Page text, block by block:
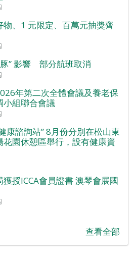
、1 元限定、百萬元抽獎齊
” 影響 部分航班取消
年第二次全體會議及養老保
小組聯合會議
康諮詢站” 8月份分別在松山東
園休憩區舉行，設有健康資
授ICCA會員證書 澳琴會展國
查看全部